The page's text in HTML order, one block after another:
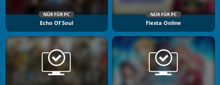
NÜR FÜR PC
Echo Of Soul
NÜR FÜR PC
Fiesta Online